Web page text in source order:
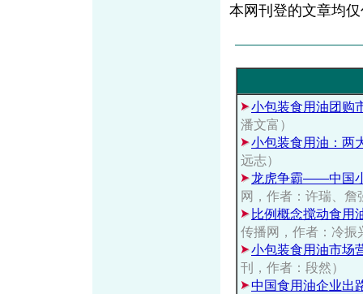
本网刊登的文章均
小包装食用油团购
潘文富）
小包装食用油：两
远志）
龙虎争霸——中国
网，作者：许瑞、詹
比例概念搅动食用
传播网，作者：冷振
小包装食用油市场
刊，作者：段然）
中国食用油企业出